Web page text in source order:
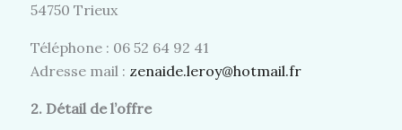
54750 Trieux
Téléphone : 06 52 64 92 41
Adresse mail : zenaide.leroy@hotmail.fr
2. Détail de l’offre